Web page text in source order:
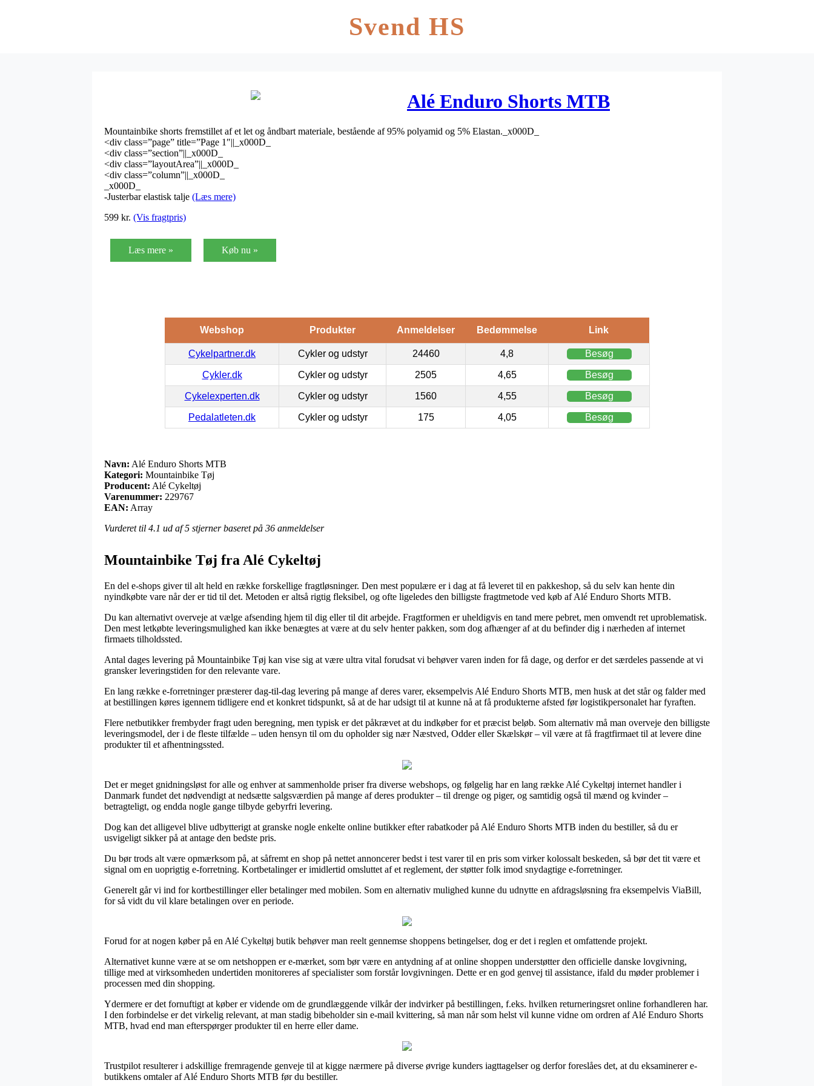
Svend HS
Alé Enduro Shorts MTB
Mountainbike shorts fremstillet af et let og åndbart materiale, bestående af 95% polyamid og 5% Elastan._x000D_
<div class=”page” title=”Page 1″||_x000D_
<div class=”section”||_x000D_
<div class=”layoutArea”||_x000D_
<div class=”column”||_x000D_
_x000D_
-Justerbar elastisk talje (Læs mere)
599 kr. (Vis fragtpris)
Læs mere » Køb nu »
Webshop Produkter Anmeldelser Bedømmelse Link
Cykelpartner.dk Cykler og udstyr 24460 4,8 Besøg
Cykler.dk Cykler og udstyr 2505 4,65 Besøg
Cykelexperten.dk Cykler og udstyr 1560 4,55 Besøg
Pedalatleten.dk Cykler og udstyr 175 4,05 Besøg
Navn: Alé Enduro Shorts MTB
Kategori: Mountainbike Tøj
Producent: Alé Cykeltøj
Varenummer: 229767
EAN: Array
Vurderet til 4.1 ud af 5 stjerner baseret på 36 anmeldelser
Mountainbike Tøj fra Alé Cykeltøj
En del e-shops giver til alt held en række forskellige fragtløsninger. Den mest populære er i dag at få leveret til en pakkeshop, så du selv kan hente din
nyindkøbte vare når der er tid til det. Metoden er altså rigtig fleksibel, og ofte ligeledes den billigste fragtmetode ved køb af Alé Enduro Shorts MTB.
Du kan alternativt overveje at vælge afsending hjem til dig eller til dit arbejde. Fragtformen er uheldigvis en tand mere pebret, men omvendt ret uproblematisk.
Den mest letkøbte leveringsmulighed kan ikke benægtes at være at du selv henter pakken, som dog afhænger af at du befinder dig i nærheden af internet
firmaets tilholdssted.
Antal dages levering på Mountainbike Tøj kan vise sig at være ultra vital forudsat vi behøver varen inden for få dage, og derfor er det særdeles passende at vi
gransker leveringstiden for den relevante vare.
En lang række e-forretninger præsterer dag-til-dag levering på mange af deres varer, eksempelvis Alé Enduro Shorts MTB, men husk at det står og falder med
at bestillingen køres igennem tidligere end et konkret tidspunkt, så at de har udsigt til at kunne nå at få produkterne afsted før logistikpersonalet har fyraften.
Flere netbutikker frembyder fragt uden beregning, men typisk er det påkrævet at du indkøber for et præcist beløb. Som alternativ må man overveje den billigste
leveringsmodel, der i de fleste tilfælde – uden hensyn til om du opholder sig nær Næstved, Odder eller Skælskør – vil være at få fragtfirmaet til at levere dine
produkter til et afhentningssted.
Det er meget gnidningsløst for alle og enhver at sammenholde priser fra diverse webshops, og følgelig har en lang række Alé Cykeltøj internet handler i
Danmark fundet det nødvendigt at nedsætte salgsværdien på mange af deres produkter – til drenge og piger, og samtidig også til mænd og kvinder –
betragteligt, og endda nogle gange tilbyde gebyrfri levering.
Dog kan det alligevel blive udbytterigt at granske nogle enkelte online butikker efter rabatkoder på Alé Enduro Shorts MTB inden du bestiller, så du er
usvigeligt sikker på at antage den bedste pris.
Du bør trods alt være opmærksom på, at såfremt en shop på nettet annoncerer bedst i test varer til en pris som virker kolossalt beskeden, så bør det tit være et
signal om en uoprigtig e-forretning. Kortbetalinger er imidlertid omsluttet af et reglement, der støtter folk imod snydagtige e-forretninger.
Generelt går vi ind for kortbestillinger eller betalinger med mobilen. Som en alternativ mulighed kunne du udnytte en afdragsløsning fra eksempelvis ViaBill,
for så vidt du vil klare betalingen over en periode.
Forud for at nogen køber på en Alé Cykeltøj butik behøver man reelt gennemse shoppens betingelser, dog er det i reglen et omfattende projekt.
Alternativet kunne være at se om netshoppen er e-mærket, som bør være en antydning af at online shoppen understøtter den officielle danske lovgivning,
tillige med at virksomheden undertiden monitoreres af specialister som forstår lovgivningen. Dette er en god genvej til assistance, ifald du møder problemer i
processen med din shopping.
Ydermere er det fornuftigt at køber er vidende om de grundlæggende vilkår der indvirker på bestillingen, f.eks. hvilken returneringsret online forhandleren har.
I den forbindelse er det virkelig relevant, at man stadig bibeholder sin e-mail kvittering, så man når som helst vil kunne vidne om ordren af Alé Enduro Shorts
MTB, hvad end man efterspørger produkter til en herre eller dame.
Trustpilot resulterer i adskillige fremragende genveje til at kigge nærmere på diverse øvrige kunders iagttagelser og derfor foreslåes det, at du eksaminerer e-
butikkens omtaler af Alé Enduro Shorts MTB før du bestiller.